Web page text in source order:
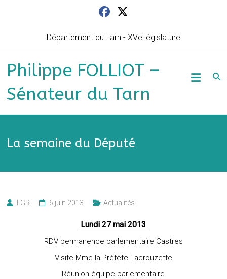
Département du Tarn - XVe législature
Philippe FOLLIOT –
Sénateur du Tarn
La semaine du Député
LGR 6 juin 2013 Actualités
Lundi 27 mai 2013
RDV permanence parlementaire Castres
Visite Mme la Préfète Lacrouzette
Réunion équipe parlementaire